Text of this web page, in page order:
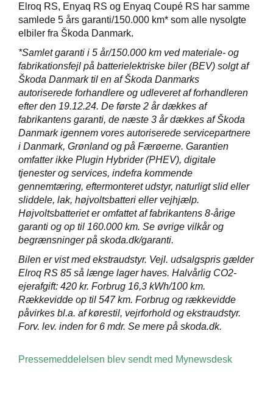
Elroq RS, Enyaq RS og Enyaq Coupé RS har samme
samlede 5 års garanti/150.000 km* som alle nysolgte
elbiler fra Škoda Danmark.
*Samlet garanti i 5 år/150.000 km ved materiale- og
fabrikationsfejl på batterielektriske biler (BEV) solgt af
Škoda Danmark til en af Škoda Danmarks
autoriserede forhandlere og udleveret af forhandleren
efter den 19.12.24. De første 2 år dækkes af
fabrikantens garanti, de næste 3 år dækkes af Škoda
Danmark igennem vores autoriserede servicepartnere
i Danmark, Grønland og på Færøerne. Garantien
omfatter ikke Plugin Hybrider (PHEV), digitale
tjenester og services, indefra kommende
gennemtæring, eftermonteret udstyr, naturligt slid eller
sliddele, lak, højvoltsbatteri eller vejhjælp.
Højvoltsbatteriet er omfattet af fabrikantens 8-årige
garanti og op til 160.000 km. Se øvrige vilkår og
begrænsninger på skoda.dk/garanti.
Bilen er vist med ekstraudstyr. Vejl. udsalgspris gælder
Elroq RS 85 så længe lager haves. Halvårlig CO2-
ejerafgift: 420 kr. Forbrug 16,3 kWh/100 km.
Rækkevidde op til 547 km. Forbrug og rækkevidde
påvirkes bl.a. af kørestil, vejrforhold og ekstraudstyr.
Forv. lev. inden for 6 mdr. Se mere på skoda.dk.
Pressemeddelelsen blev sendt med Mynewsdesk